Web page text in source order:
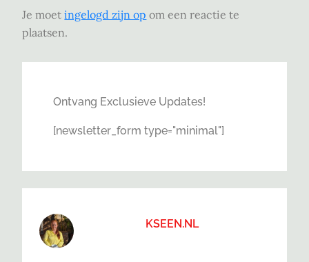
Je moetingelogd zijn op om een reactie te
plaatsen.
Ontvang Exclusieve Updates!
[newsletter_form type="minimal"]
KSEEN.NL